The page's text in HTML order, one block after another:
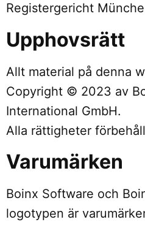
Registergericht
Upphovsrätt
Allt material på denna
Copyright © 2023 av
International GmbH.
Alla rättigheter
Varumärken
Boinx Software och
logotypen är